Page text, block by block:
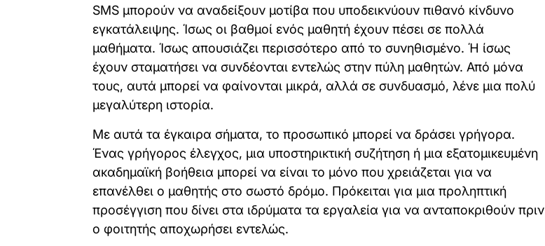
SMS μπορούν να αναδείξουν μοτίβα που υποδεικνύουν πιθανό κίνδυνο
εγκατάλειψης. Ίσως οι βαθμοί ενός μαθητή έχουν πέσει σε πολλά
μαθήματα. Ίσως απουσιάζει περισσότερο από το συνηθισμένο. Ή ίσως
έχουν σταματήσει να συνδέονται εντελώς στην πύλη μαθητών. Από μόνα
τους, αυτά μπορεί να φαίνονται μικρά, αλλά σε συνδυασμό, λένε μια πολύ
μεγαλύτερη ιστορία.
Με αυτά τα έγκαιρα σήματα, το προσωπικό μπορεί να δράσει γρήγορα.
Ένας γρήγορος έλεγχος, μια υποστηρικτική συζήτηση ή μια εξατομικευμένη
ακαδημαϊκή βοήθεια μπορεί να είναι το μόνο που χρειάζεται για να
επανέλθει ο μαθητής στο σωστό δρόμο. Πρόκειται για μια προληπτική
προσέγγιση που δίνει στα ιδρύματα τα εργαλεία για να ανταποκριθούν πριν
ο φοιτητής αποχωρήσει εντελώς.